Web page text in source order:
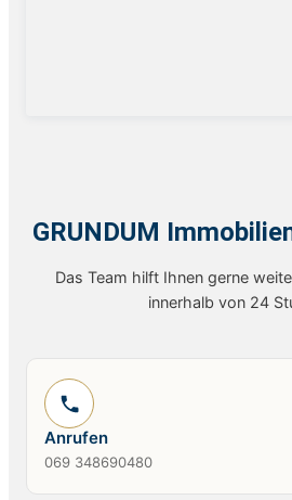
GRUNDUM
Das Team hilft Ihnen gerne
innerhalb von 24
Anrufen
069 348690480